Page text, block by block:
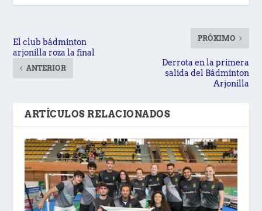
El club bádminton
arjonilla roza la final
ANTERIOR
PRÓXIMO
Derrota en la primera
salida del Bádminton
Arjonilla
ARTÍCULOS RELACIONADOS